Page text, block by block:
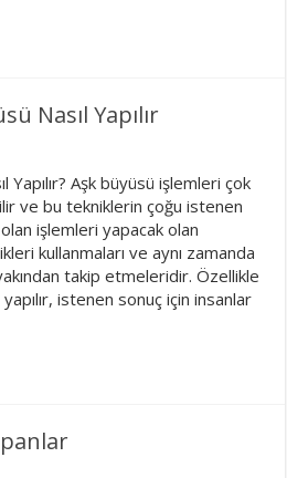
Nasıl Yapılır
Yapılır? Aşk büyüsü işlemleri çok
ve bu tekniklerin çoğu istenen
işlemleri yapacak olan
kullanmaları ve aynı zamanda
takip etmeleridir. Özellikle
istenen sonuç için insanlar